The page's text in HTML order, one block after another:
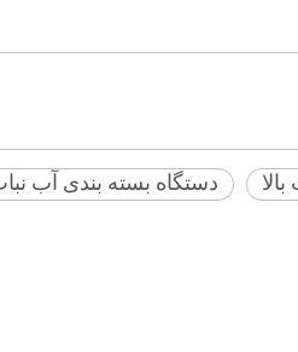
دستگاه بسته بندی آب